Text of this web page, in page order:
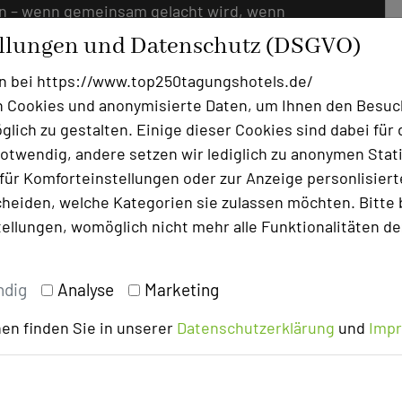
und Datenschutz (DSGVO)
bei https://www.top250tagungshotels.de/
und anonymisierte Daten, um Ihnen den
zu gestalten. Einige dieser Cookies sind dabei für
andere setzen wir lediglich zu anonymen
Komforteinstellungen oder zur Anzeige
welche Kategorien sie zulassen möchten. Bitte
womöglich nicht mehr alle Funktionalitäten
Analyse Marketing
finden Sie in unserer Datenschutzerklärung und
– wenn gemeinsam gelacht wird, wenn
wenn aus Kolleginnen und Kollegen
unsere vielfältigen
schöner Programmpunkt am Rande
oder genussvoll bei einem
größte Auswahl an Rahmenprogrammen
die Natur zur Inspirationsquelle für
oder aktive Erlebnisformate, die
entdeckt bei Workshops, Koch-
und ungeahnte Talente im
oder gemeinsamen Cocktail
– ganz ohne Tagesordnung, aber mit
Unternehmenskultur ein. Sie fördern
gemeinsame Erinnerungen,